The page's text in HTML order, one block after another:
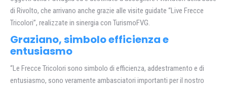
di Rivolto, che arrivano anche grazie alle visite guidate “Live Frecce
Tricolori”, realizzate in sinergia con TurismoFVG.
Graziano, simbolo efficienza e
entusiasmo
“Le Frecce Tricolori sono simbolo di efficienza, addestramento e di
entusiasmo, sono veramente ambasciatori importanti per il nostro